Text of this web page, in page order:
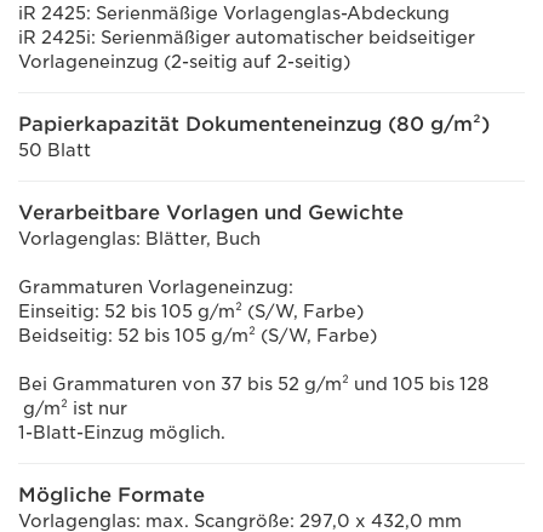
iR 2425: Serienmäßige Vorlagenglas-Abdeckung
iR 2425i: Serienmäßiger automatischer beidseitiger
Vorlageneinzug (2-seitig auf 2-seitig)
Papierkapazität Dokumenteneinzug (80 g/m²)
50 Blatt
Verarbeitbare Vorlagen und Gewichte
Vorlagenglas: Blätter, Buch
Grammaturen Vorlageneinzug:
Einseitig: 52 bis 105 g/m² (S/W, Farbe)
Beidseitig: 52 bis 105 g/m² (S/W, Farbe)
Bei Grammaturen von 37 bis 52 g/m² und 105 bis 128
g/m² ist nur
1-Blatt-Einzug möglich.
Mögliche Formate
Vorlagenglas: max. Scangröße: 297,0 x 432,0 mm